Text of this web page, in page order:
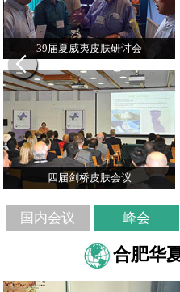
39届夏威夷皮肤研讨会
四届剑桥皮肤会议
国内会议 峰会
合肥华